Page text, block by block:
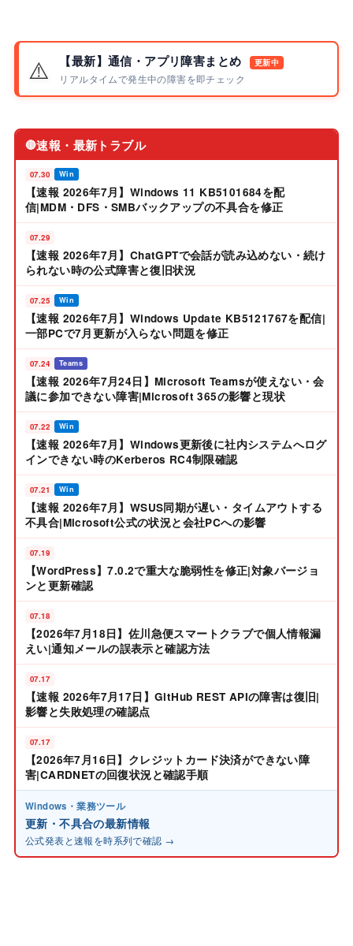
⚠️ 【最新】通信・アプリ障害まとめ 更新中
リアルタイムで発生中の障害を即チェック
🔴速報・最新トラブル
07.30 Win
【速報 2026年7月】Windows 11 KB5101684を配
信|MDM・DFS・SMBバックアップの不具合を修正
07.29
【速報 2026年7月】ChatGPTで会話が読み込めない・続け
られない時の公式障害と復旧状況
07.25 Win
【速報 2026年7月】Windows Update KB5121767を配信|
一部PCで7月更新が入らない問題を修正
07.24 Teams
【速報 2026年7月24日】Microsoft Teamsが使えない・会
議に参加できない障害|Microsoft 365の影響と現状
07.22 Win
【速報 2026年7月】Windows更新後に社内システムへログ
インできない時のKerberos RC4制限確認
07.21 Win
【速報 2026年7月】WSUS同期が遅い・タイムアウトする
不具合|Microsoft公式の状況と会社PCへの影響
07.19
【WordPress】7.0.2で重大な脆弱性を修正|対象バージョ
ンと更新確認
07.18
【2026年7月18日】佐川急便スマートクラブで個人情報漏
えい|通知メールの誤表示と確認方法
07.17
【速報 2026年7月17日】GitHub REST APIの障害は復旧|
影響と失敗処理の確認点
07.17
【2026年7月16日】クレジットカード決済ができない障
害|CARDNETの回復状況と確認手順
Windows・業務ツール
更新・不具合の最新情報
公式発表と速報を時系列で確認 →